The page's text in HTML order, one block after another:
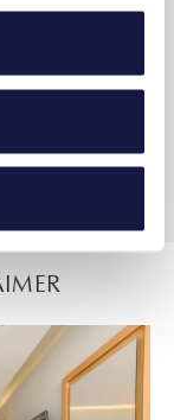
confortable